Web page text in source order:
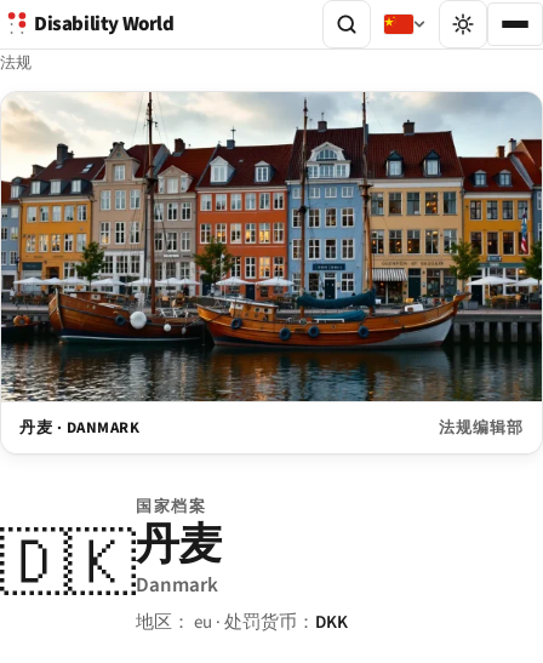
Disability World
法规
丹麦 · DANMARK 法规编辑部
🇩🇰
国家档案
丹麦
Danmark
地区： eu · 处罚货币： DKK